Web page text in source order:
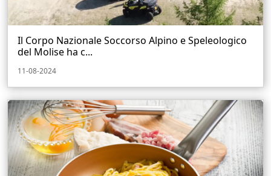
Il Corpo Nazionale Soccorso Alpino e Speleologico
del Molise ha c...
11-08-2024